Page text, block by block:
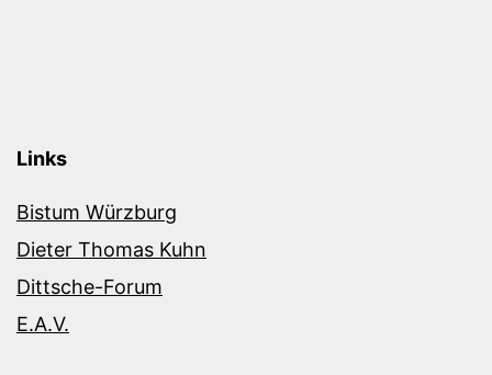
Links
Bistum Würzburg
Dieter Thomas Kuhn
Dittsche-Forum
E.A.V.